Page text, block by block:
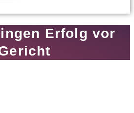
Erfolg vor